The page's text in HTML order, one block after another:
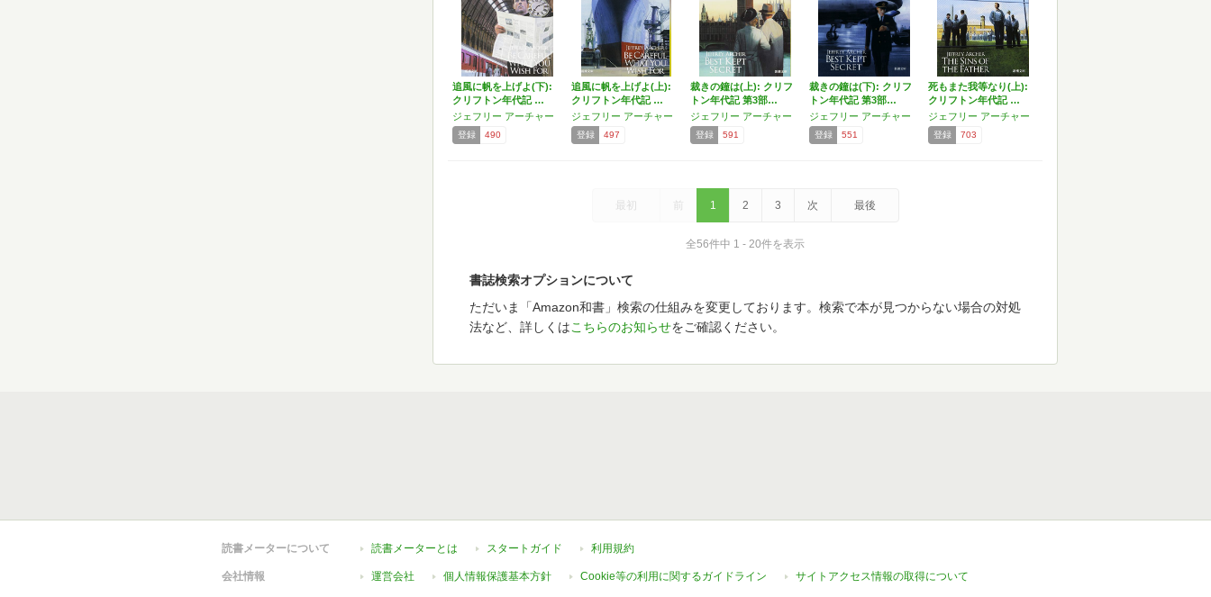
追風に帆を上げよ(下):
クリフトン年代記 …
ジェフリー アーチャー
登録 490
追風に帆を上げよ(上):
クリフトン年代記 …
ジェフリー アーチャー
登録 497
裁きの鐘は(上): クリフ
トン年代記 第3部…
ジェフリー アーチャー
登録 591
裁きの鐘は(下): クリフ
トン年代記 第3部…
ジェフリー アーチャー
登録 551
死もまた我等なり(上):
クリフトン年代記 …
ジェフリー アーチャー
登録 703
最初 前 1 2 3 次 最後
全56件中 1 - 20件を表示
書誌検索オプションについて
ただいま「Amazon和書」検索の仕組みを変更しております。検索で本が見つからない場合の対処
法など、詳しくはこちらのお知らせをご確認ください。
読書メーターについて 読書メーターとは スタートガイド 利用規約
会社情報 運営会社 個人情報保護基本方針 Cookie等の利用に関するガイドライン サイトアクセス情報の取得について